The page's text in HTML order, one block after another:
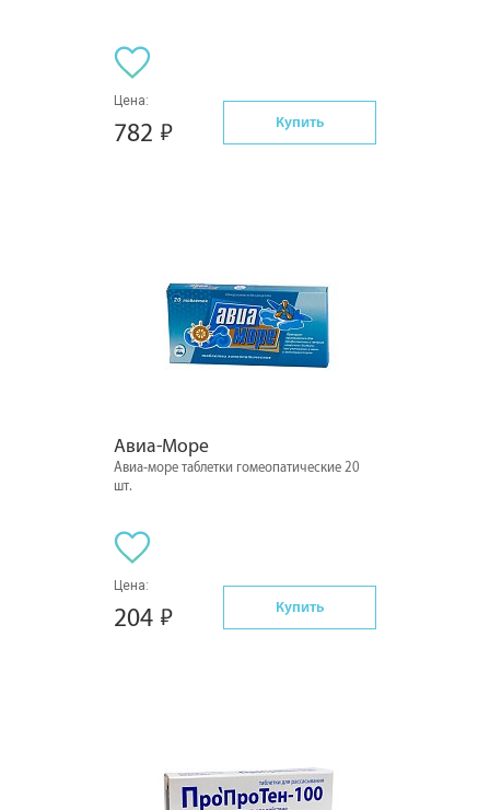
Цена:
782 Купить
Авиа-Море
Авиа-море таблетки гомеопатические 20
шт.
Цена:
204 Купить